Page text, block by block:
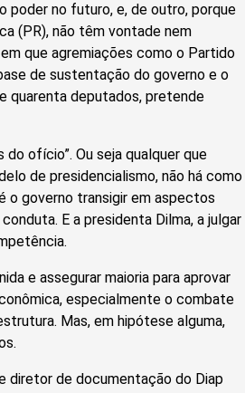
poder no futuro, e, de outro, porque
(PR), não têm vontade nem
que agremiações como o Partido
de sustentação do governo e o
quarenta deputados, pretende
ofício”. Ou seja qualquer que
de presidencialismo, não há como
o governo transigir em aspectos
E a presidenta Dilma, a julgar
e assegurar maioria para aprovar
especialmente o combate
Mas, em hipótese alguma,
diretor de documentação do Diap